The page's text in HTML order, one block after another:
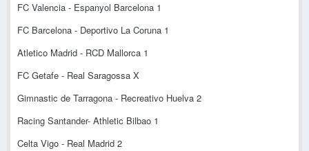
FC Valencia - Espanyol Barcelona 1
FC Barcelona - Deportivo La Coruna 1
Atletico Madrid - RCD Mallorca 1
FC Getafe - Real Saragossa X
Gimnastic de Tarragona - Recreativo Huelva 2
Racing Santander- Athletic Bilbao 1
Celta Vigo - Real Madrid 2